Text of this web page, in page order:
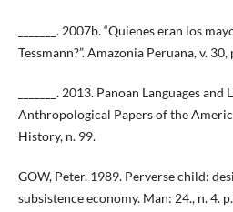
_______. 2007b. “Quienes eran los
Tessmann?”. Amazonia Peruana, v.
_______. 2013. Panoan Languages
Anthropological Papers of the
History, n. 99.
GOW, Peter. 1989. Perverse child:
subsistence economy. Man: 24., n. 4.